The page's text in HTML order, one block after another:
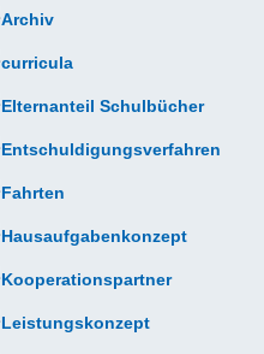
Archiv
curricula
Elternanteil Schulbücher
Entschuldigungsverfahren
Fahrten
Hausaufgabenkonzept
Kooperationspartner
Leistungskonzept